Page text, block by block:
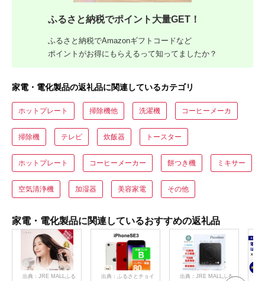
ふるさと納税でポイント大量GET！
ふるさと納税でAmazonギフトコードなど
ポイントがお得にもらえるって知ってましたか？
家電・電化製品の返礼品に関連しているカテゴリ
ホットプレート 掃除機他 洗濯機 コーヒーメーカ
掃除機 テレビ 炊飯器 トースター
ホットプレート コーヒーメーカー 餅つき機 ミキサー
空気清浄機 加湿器 美容家電 その他
家電・電化製品に関連しているおすすめの返礼品
出典：JRE MALLふる
出典：ふるさとチョイ
出典：JRE MALLふる